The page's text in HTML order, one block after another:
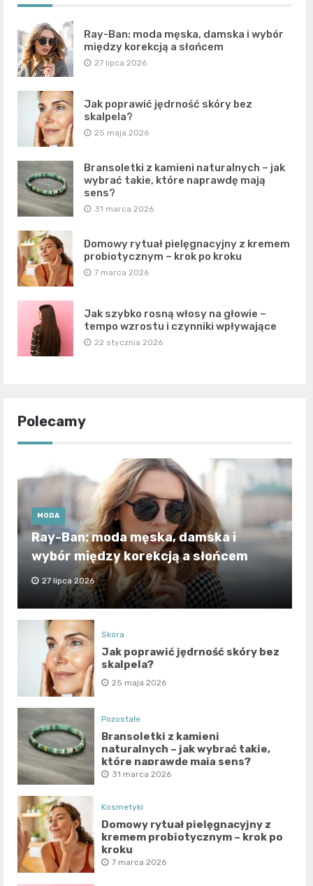
Ray-Ban: moda męska, damska i wybór
między korekcją a słońcem
27 lipca 2026
Jak poprawić jędrność skóry bez
skalpela?
25 maja 2026
Bransoletki z kamieni naturalnych – jak
wybrać takie, które naprawdę mają
sens?
31 marca 2026
Domowy rytuał pielęgnacyjny z kremem
probiotycznym – krok po kroku
7 marca 2026
Jak szybko rosną włosy na głowie –
tempo wzrostu i czynniki wpływające
22 stycznia 2026
Polecamy
MODA
Ray-Ban: moda męska, damska i
wybór między korekcją a słońcem
27 lipca 2026
Skóra
Jak poprawić jędrność skóry bez
skalpela?
25 maja 2026
Pozostałe
Bransoletki z kamieni
naturalnych – jak wybrać takie,
które naprawdę mają sens?
31 marca 2026
Kosmetyki
Domowy rytuał pielęgnacyjny z
kremem probiotycznym – krok po
kroku
7 marca 2026